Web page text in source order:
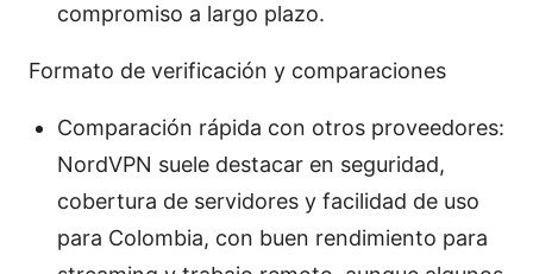
compromiso a largo plazo.
Formato de verificación y comparaciones
Comparación rápida con otros proveedores:
NordVPN suele destacar en seguridad,
cobertura de servidores y facilidad de uso
para Colombia, con buen rendimiento para